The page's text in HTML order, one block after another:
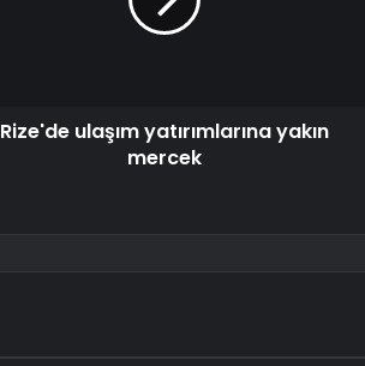
Rize'de ulaşım yatırımlarına yakın
mercek